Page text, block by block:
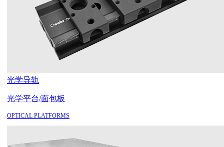
光学导轨
光学平台/面包板
OPTICAL PLATFORMS